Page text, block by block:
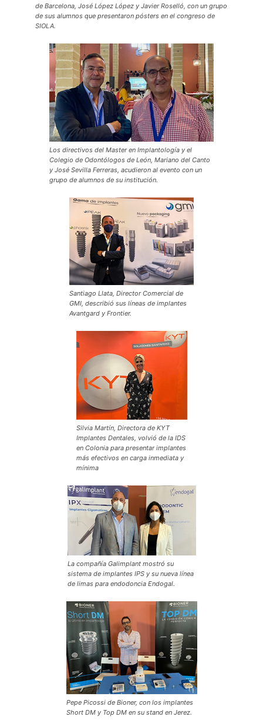
de Barcelona, José López López y Javier Roselló, con un grupo
de sus alumnos que presentaron pósters en el congreso de
SIOLA.
Los directivos del Master en Implantología y el
Colegio de Odontólogos de León, Mariano del Canto
y José Sevilla Ferreras, acudieron al evento con un
grupo de alumnos de su institución.
Santiago Llata, Director Comercial de
GMI, describió sus líneas de implantes
Avantgard y Frontier.
Silvia Martín, Directora de KYT
Implantes Dentales, volvió de la IDS
en Colonia para presentar implantes
más efectivos en carga inmediata y
mínima
La compañía Galimplant mostró su
sistema de implantes IPS y su nueva línea
de limas para endodoncia Endogal.
Pepe Picossi de Bioner, con los implantes
Short DM y Top DM en su stand en Jerez.